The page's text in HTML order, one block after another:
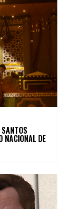
NACIONAL DE